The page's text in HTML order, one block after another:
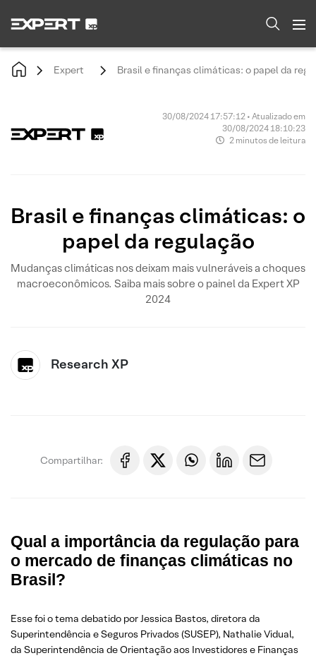
Expert Brasil e finanças climáticas: o papel da
30/08/2024 17:57:12 • Atualizado em
30/08/2024 18:10:23
2 minutos de leitura
Brasil e finanças climáticas: o
papel da regulação
Mudanças climáticas nos deixam mais vulneráveis a choques
macroeconômicos. Saiba mais sobre o painel da Expert XP
2024
Research XP
Compartilhar:
Qual a importância da regulação para
o mercado de finanças climáticas no
Brasil?
Esse foi o tema debatido por Jessica Bastos, diretora da
Superintendência e Seguros Privados (SUSEP), Nathalie Vidual,
da Superintendência de Orientação aos Investidores e Finanças